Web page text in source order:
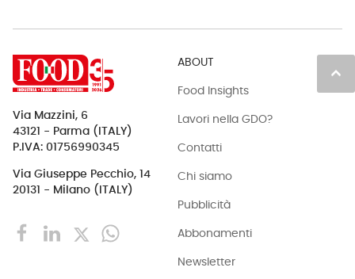
keyboard_arrow_up
Via Mazzini, 6
43121 - Parma (ITALY)
P.IVA: 01756990345
Via Giuseppe Pecchio, 14
20131 - Milano (ITALY)
ABOUT
Food Insights
Lavori nella GDO?
Contatti
Chi siamo
Pubblicità
Abbonamenti
Newsletter